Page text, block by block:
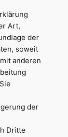
Art,
der
soweit
anderen
der
Dritte